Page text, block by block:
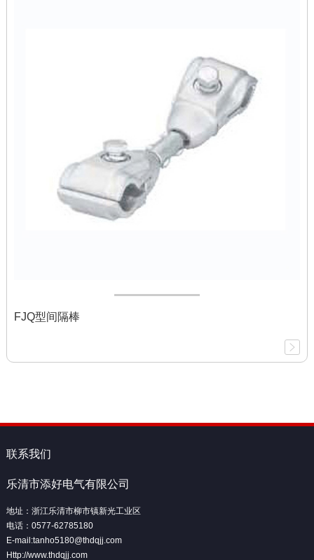
FJQ型间隔棒
联系我们
乐清市添好电气有限公司
地址：浙江乐清市柳市镇新光工业区
电话：0577-62785180
E-mail:tanho5180@thdqjj.com
Http://www.thdqjj.com